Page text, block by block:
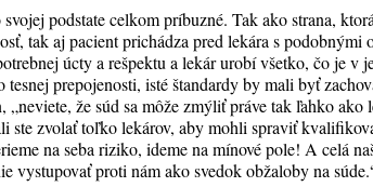
podstate celkom príbuzné. Tak ako strana,
tak aj pacient prichádza pred lekára s podobnými
úcty a rešpektu a lekár urobí všetko, čo je v
prepojenosti, isté štandardy by mali byť
že súd sa môže zmýliť práve tak ľahko
ste zvolať toľko lekárov, aby mohli spraviť
na seba riziko, ideme na mínové pole! A celá
vystupovať proti nám ako svedok obžaloby na